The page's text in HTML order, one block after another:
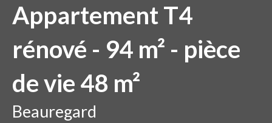
Appartement T4
rénové - 94 m² - pièce
de vie 48 m²
Beauregard